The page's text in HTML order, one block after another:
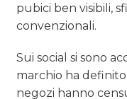
pubici ben visibili,
convenzionali.
Sui social si sono
marchio ha definito
negozi hanno